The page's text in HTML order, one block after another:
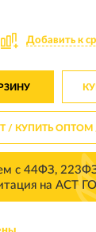
Добавить к
/ КУПИТЬ ОПТОМ
с 44ФЗ,
на АСТ